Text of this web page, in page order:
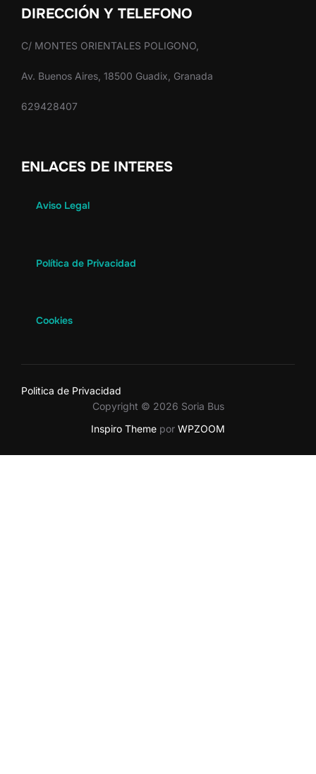
DIRECCIÓN Y TELEFONO
C/ MONTES ORIENTALES POLIGONO,
Av. Buenos Aires, 18500 Guadix, Granada
629428407
ENLACES DE INTERES
Aviso Legal
Política de Privacidad
Cookies
Politica de Privacidad
Copyright © 2026 Soria Bus
Inspiro Theme por WPZOOM